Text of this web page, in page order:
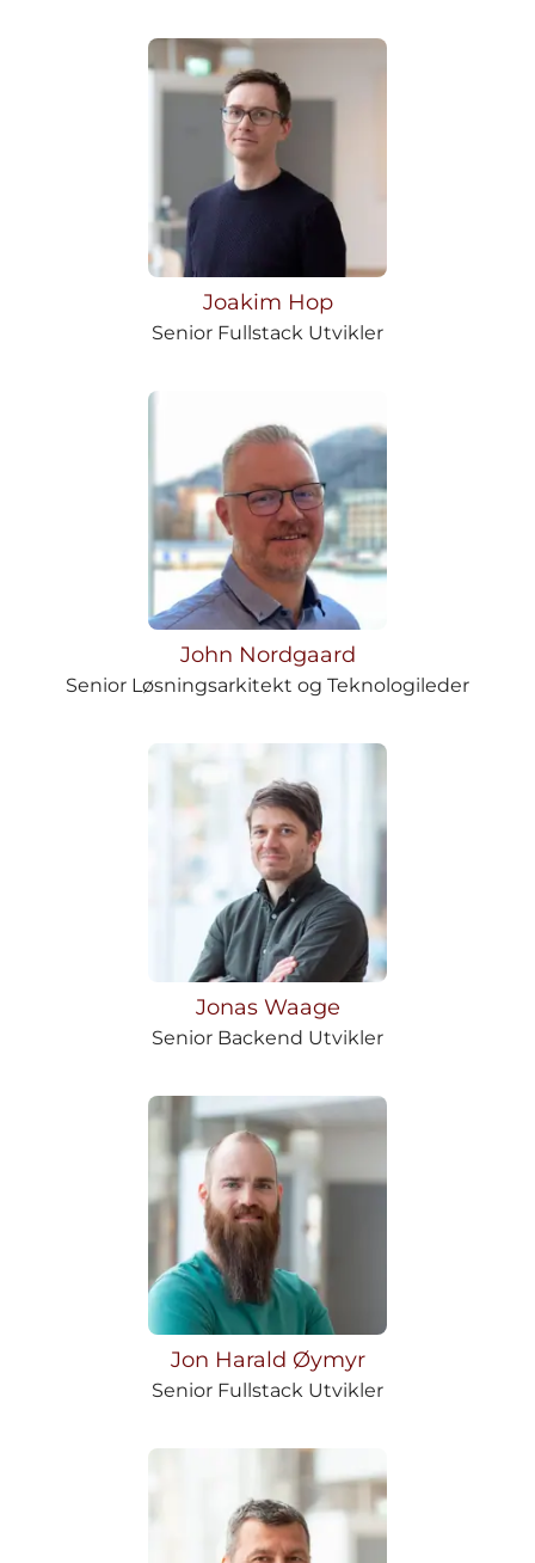
Joakim Hop
Senior Fullstack Utvikler
John Nordgaard
Senior Løsningsarkitekt og Teknologileder
Jonas Waage
Senior Backend Utvikler
Jon Harald Øymyr
Senior Fullstack Utvikler